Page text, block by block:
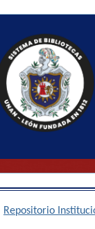
Repositorio